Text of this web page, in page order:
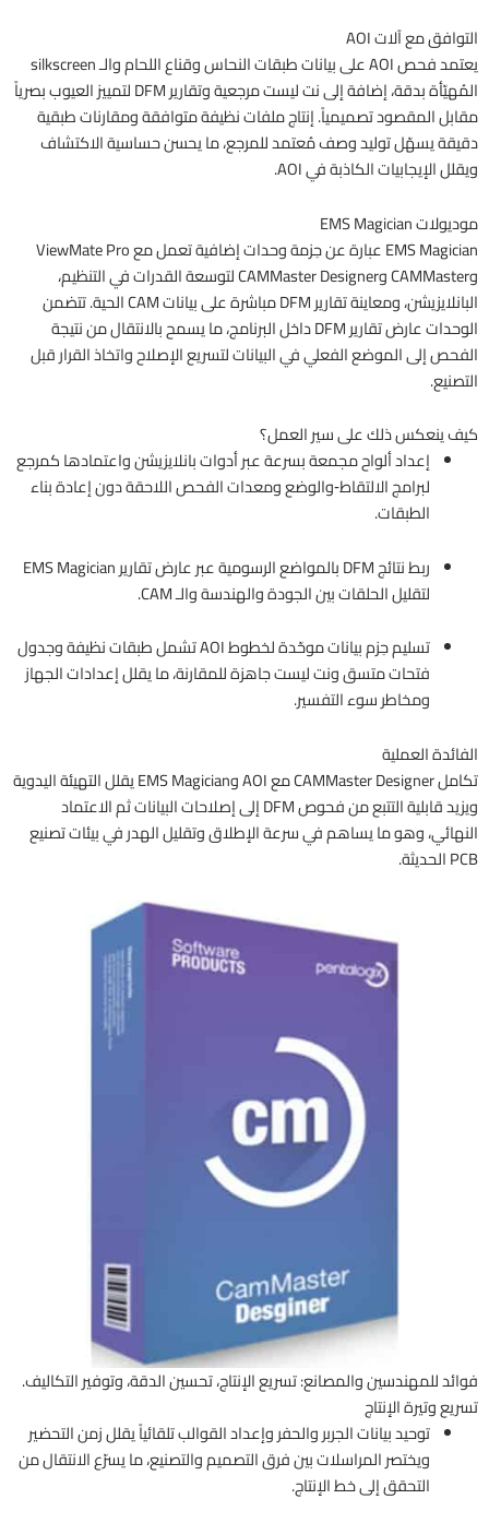
التوافق مع آلات AOI
يعتمد فحص AOI على بيانات طبقات النحاس وقناع اللحام والـ silkscreen
المُهيّأة بدقة، إضافة إلى نت ليست مرجعية وتقارير DFM لتمييز العيوب بصرياً
مقابل المقصود تصميمياً. إنتاج ملفات نظيفة متوافقة ومقارنات طبقية
دقيقة يسهّل توليد وصف مُعتمد للمرجع، ما يحسن حساسية الاكتشاف
ويقلل الإيجابيات الكاذبة في AOI.
موديولات EMS Magician
EMS Magician عبارة عن حِزمة وحدات إضافية تعمل مع ViewMate Pro
وCAMMaster وCAMMaster Designer لتوسعة القدرات في التنظيم،
البانلايزيشن، ومعاينة تقارير DFM مباشرة على بيانات CAM الحية. تتضمن
الوحدات عارض تقارير DFM داخل البرنامج، ما يسمح بالانتقال من نتيجة
الفحص إلى الموضع الفعلي في البيانات لتسريع الإصلاح واتخاذ القرار قبل
التصنيع.
كيف ينعكس ذلك على سير العمل؟
إعداد ألواح مجمعة بسرعة عبر أدوات بانلايزيشن واعتمادها كمرجع
لبرامج الالتقاط‑والوضع ومعدات الفحص اللاحقة دون إعادة بناء
الطبقات.
ربط نتائج DFM بالمواضع الرسومية عبر عارض تقارير EMS Magician
لتقليل الحلقات بين الجودة والهندسة والـ CAM.
تسليم حِزم بيانات موحّدة لخطوط AOI تشمل طبقات نظيفة وجدول
فتحات متسق ونت ليست جاهزة للمقارنة، ما يقلل إعدادات الجهاز
ومخاطر سوء التفسير.
الفائدة العملية
تكامل CAMMaster Designer مع AOI وEMS Magician يقلل التهيئة اليدوية
ويزيد قابلية التتبع من فحوص DFM إلى إصلاحات البيانات ثم الاعتماد
النهائي، وهو ما يساهم في سرعة الإطلاق وتقليل الهدر في بيئات تصنيع
PCB الحديثة.
فوائد للمهندسين والمصانع: تسريع الإنتاج، تحسين الدقة، وتوفير التكاليف.
تسريع وتيرة الإنتاج
توحيد بيانات الجربر والحفر وإعداد القوالب تلقائياً يقلل زمن التحضير
ويختصر المراسلات بين فرق التصميم والتصنيع، ما يسرّع الانتقال من
التحقق إلى خط الإنتاج.